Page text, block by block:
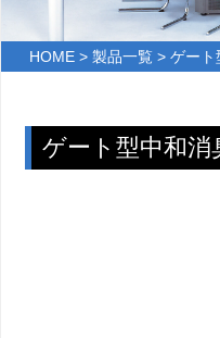
HOME> 製品一覧> ゲート
ゲート型中和消